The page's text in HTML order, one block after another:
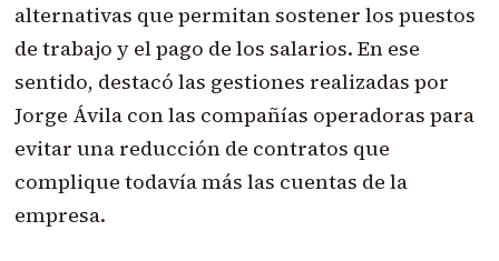
alternativas que permitan sostener los puestos
de trabajo y el pago de los salarios. En ese
sentido, destacó las gestiones realizadas por
Jorge Ávila con las compañías operadoras para
evitar una reducción de contratos que
complique todavía más las cuentas de la
empresa.